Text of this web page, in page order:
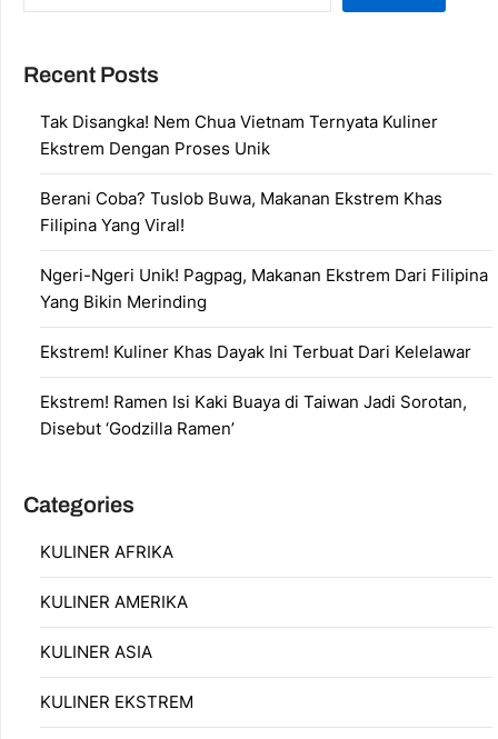
Recent Posts
Tak Disangka! Nem Chua Vietnam Ternyata Kuliner
Ekstrem Dengan Proses Unik
Berani Coba? Tuslob Buwa, Makanan Ekstrem Khas
Filipina Yang Viral!
Ngeri-Ngeri Unik! Pagpag, Makanan Ekstrem Dari Filipina
Yang Bikin Merinding
Ekstrem! Kuliner Khas Dayak Ini Terbuat Dari Kelelawar
Ekstrem! Ramen Isi Kaki Buaya di Taiwan Jadi Sorotan,
Disebut ‘Godzilla Ramen’
Categories
KULINER AFRIKA
KULINER AMERIKA
KULINER ASIA
KULINER EKSTREM